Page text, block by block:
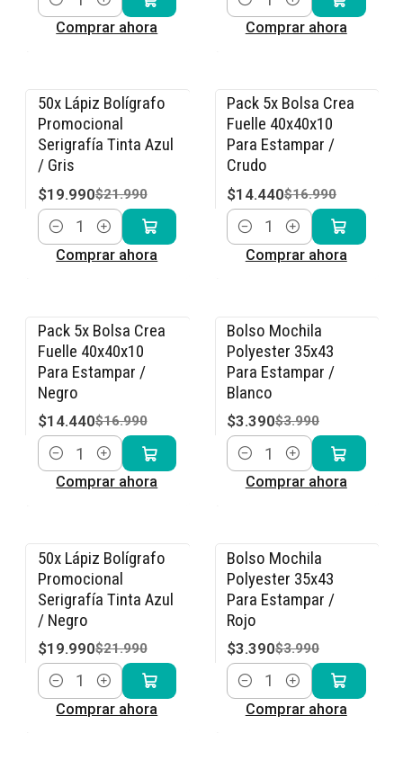
Cantidad
Comprar ahora
Cantidad
Comprar ahora
-9% OFF
50x Lápiz Bolígrafo
Promocional
Serigrafía Tinta Azul
/ Gris
$19.990$21.990
Cantidad
Comprar ahora
-15% OFF
Pack 5x Bolsa Crea
Fuelle 40x40x10
Para Estampar /
Crudo
$14.440$16.990
Cantidad
Comprar ahora
-15% OFF
Pack 5x Bolsa Crea
Fuelle 40x40x10
Para Estampar /
Negro
$14.440$16.990
Cantidad
Comprar ahora
-15% OFF
Bolso Mochila
Polyester 35x43
Para Estampar /
Blanco
$3.390$3.990
Cantidad
Comprar ahora
-9% OFF
50x Lápiz Bolígrafo
Promocional
Serigrafía Tinta Azul
/ Negro
$19.990$21.990
Cantidad
Comprar ahora
-15% OFF
Bolso Mochila
Polyester 35x43
Para Estampar /
Rojo
$3.390$3.990
Cantidad
Comprar ahora